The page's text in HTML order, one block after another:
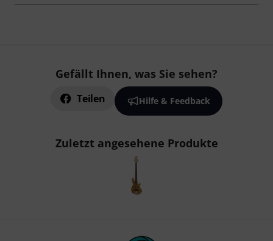
Gefällt Ihnen, was Sie sehen?
Teilen Hilfe & Feedback
Zuletzt angesehene Produkte